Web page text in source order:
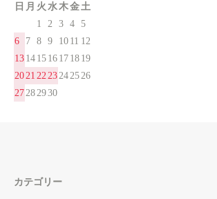
日 月 火 水木金 土
1
2 3 4
5
6
7 8 9 10 11 12
13 14 15 16 17 18 19
20 21 22 23 24 25 26
27 28 2930
カテゴリー